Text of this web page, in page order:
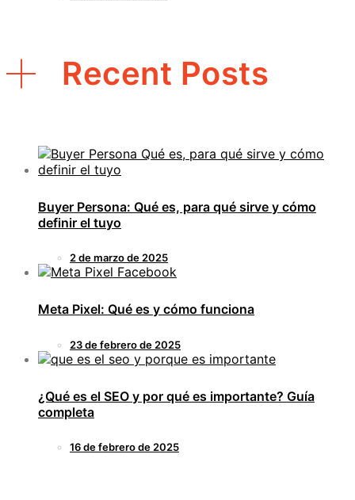
Recent Posts
Buyer Persona: Qué es, para qué sirve y cómo
definir el tuyo
2 de marzo de 2025
Meta Pixel: Qué es y cómo funciona
23 de febrero de 2025
¿Qué es el SEO y por qué es importante? Guía
completa
16 de febrero de 2025